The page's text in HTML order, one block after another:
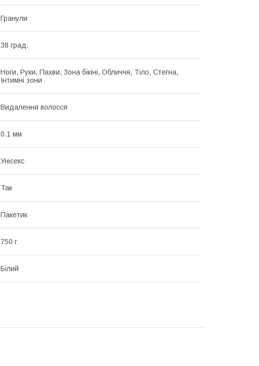
Гранули
38 град.
Ноги, Руки, Пахви, Зона бікіні, Обличчя, Тіло, Стегна,
Інтимні зони
Видалення волосся
0.1 мм
Унісекс
Так
Пакетик
750 г
Білий